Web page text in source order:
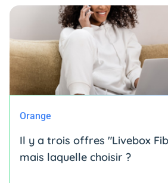
Orange
Il y a trois offres "Livebox
mais laquelle choisir ?